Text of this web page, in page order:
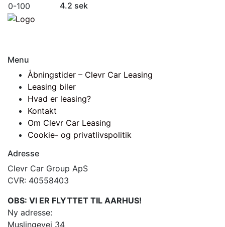
0-100
4.2 sek
Menu
Åbningstider – Clevr Car Leasing
Leasing biler
Hvad er leasing?
Kontakt
Om Clevr Car Leasing
Cookie- og privatlivspolitik
Adresse
Clevr Car Group ApS
CVR: 40558403
OBS: VI ER FLYTTET TIL AARHUS!
Ny adresse:
Muslingevej 34